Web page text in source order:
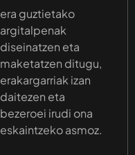
era guztietako
argitalpenak
diseinatzen eta
maketatzen ditugu,
erakargarriak izan
daitezen eta
bezeroei irudi ona
eskaintzeko asmoz.